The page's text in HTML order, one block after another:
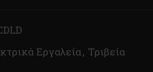
Εργαλεία, Τριβεία